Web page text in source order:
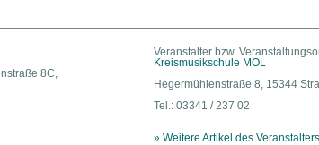
8C,
Veranstalter bzw.
Kreismusikschule MOL
Hegermühlenstraße 8, 15344
Tel.: 03341 / 237 02
» Weitere Artikel des Veranstalters